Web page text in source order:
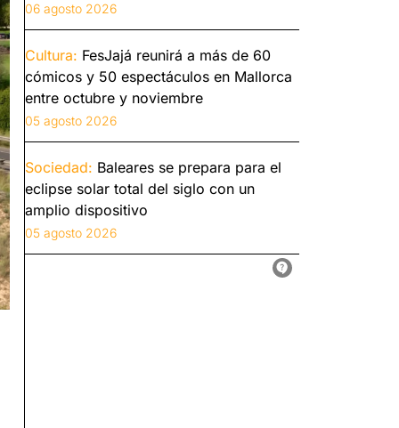
06 agosto 2026
Cultura: FesJajá reunirá a más de 60
cómicos y 50 espectáculos en Mallorca
entre octubre y noviembre
05 agosto 2026
Sociedad: Baleares se prepara para el
eclipse solar total del siglo con un
amplio dispositivo
05 agosto 2026